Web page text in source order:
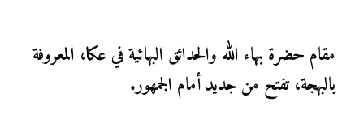
مقام حضرة بهاء الله والحدائق البهائية في عكا، المعروفة
بالبهجة، تفتح من جديد أمام الجمهور.